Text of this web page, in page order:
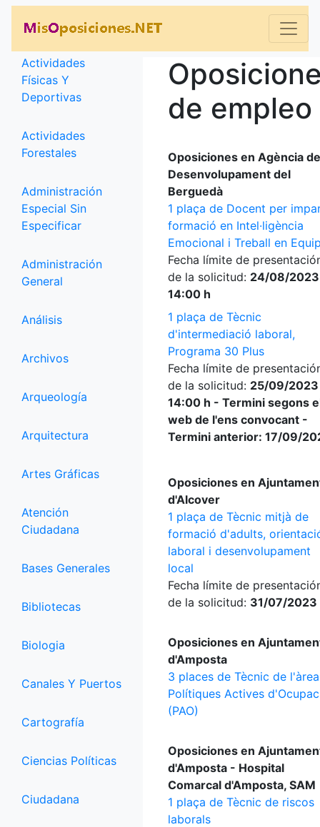
Categorías
Actividades
Físicas Y
Deportivas
Actividades
Forestales
Administración
Especial Sin
Especificar
Administración
General
Análisis
Archivos
Arqueología
Arquitectura
Artes Gráficas
Atención
Ciudadana
Bases Generales
Bibliotecas
Biologia
Canales Y Puertos
Cartografía
Ciencias Políticas
Ciudadana
de empleo
Oposiciones en Agència de
Desenvolupament del
Berguedà
1 plaça de Docent per
formació en Intel·ligència
Emocional i Treball en
Fecha límite de
de la solicitud: 24/08/2023
14:00 h
1 plaça de Tècnic
d'intermediació laboral,
Programa 30 Plus
Fecha límite de
de la solicitud: 25/09/2023
14:00 h - Termini segons
web de l'ens convocant -
Termini anterior: 17/09/
Oposiciones en
d'Alcover
1 plaça de Tècnic mitjà de
formació d'adults,
laboral i desenvolupament
local
Fecha límite de
de la solicitud: 31/07/2023
Oposiciones en
d'Amposta
3 places de Tècnic de
Polítiques Actives
(PAO)
Oposiciones en
d'Amposta - Hospital
Comarcal d'Amposta, SAM
1 plaça de Tècnic de riscos
laborals